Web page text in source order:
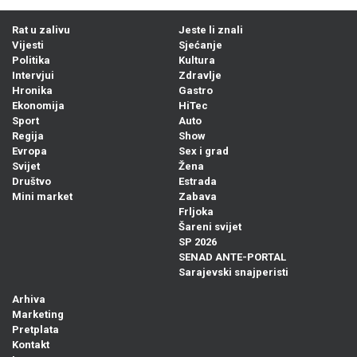
Rat u zalivu
Vijesti
Politika
Intervjui
Hronika
Ekonomija
Sport
Regija
Evropa
Svijet
Društvo
Mini market
Jeste li znali
Sjećanje
Kultura
Zdravlje
Gastro
HiTec
Auto
Show
Sex i grad
Žena
Estrada
Zabava
Frljoka
Šareni svijet
SP 2026
SENAD ANTE-PORTAL
Sarajevski snajperisti
Arhiva
Marketing
Pretplata
Kontakt